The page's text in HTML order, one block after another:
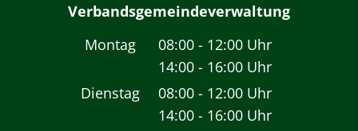
Verbandsgemeindeverwaltung
Montag
08:00 - 12:00 Uhr
Von 08:00 bis 12:00
14:00 - 16:00 Uhr
Von 14:00 bis 16:00
Dienstag 08:00 - 12:00 Uhr
Von 08:00 bis 12:00
14:00 - 16:00 Uhr